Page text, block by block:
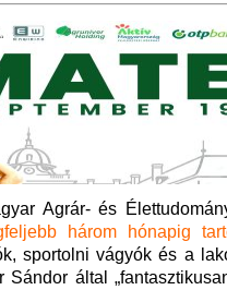
Agrár- és
három hónapig
sportolni vágyók és a
által